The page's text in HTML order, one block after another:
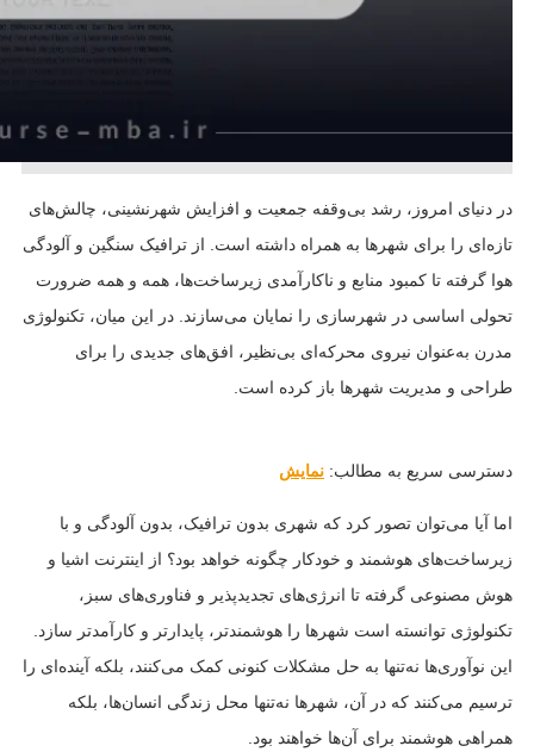
در دنیای امروز، رشد بی‌وقفه جمعیت و افزایش شهرنشینی، چالش‌های
تازه‌ای را برای شهرها به همراه داشته است. از ترافیک سنگین و آلودگی
هوا گرفته تا کمبود منابع و ناکارآمدی زیرساخت‌ها، همه و همه ضرورت
تحولی اساسی در شهرسازی را نمایان می‌سازند. در این میان، تکنولوژی
مدرن به‌عنوان نیروی محرکه‌ای بی‌نظیر، افق‌های جدیدی را برای
طراحی و مدیریت شهرها باز کرده است.
دسترسی سریع به مطالب: نمایش
اما آیا می‌توان تصور کرد که شهری بدون ترافیک، بدون آلودگی و با
زیرساخت‌های هوشمند و خودکار چگونه خواهد بود؟ از اینترنت اشیا و
هوش مصنوعی گرفته تا انرژی‌های تجدیدپذیر و فناوری‌های سبز،
تکنولوژی توانسته است شهرها را هوشمندتر، پایدارتر و کارآمدتر سازد.
این نوآوری‌ها نه‌تنها به حل مشکلات کنونی کمک می‌کنند، بلکه آینده‌ای را
ترسیم می‌کنند که در آن، شهرها نه‌تنها محل زندگی انسان‌ها، بلکه
همراهی هوشمند برای آن‌ها خواهند بود.